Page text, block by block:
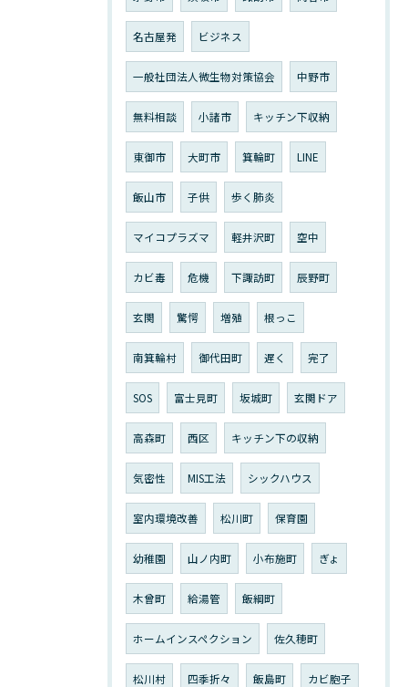
名古屋発 ビジネス
一般社団法人微生物対策協会 中野市
無料相談 小諸市 キッチン下収納
東御市 大町市 箕輪町 LINE
飯山市 子供 歩く肺炎
マイコプラズマ 軽井沢町 空中
カビ毒 危機 下諏訪町 辰野町
玄関 驚愕 増殖 根っこ
南箕輪村 御代田町 遅く 完了
SOS 富士見町 坂城町 玄関ドア
高森町 西区 キッチン下の収納
気密性 MIS工法 シックハウス
室内環境改善 松川町 保育園
幼稚園 山ノ内町 小布施町 ぎょ
木曾町 給湯管 飯綱町
ホームインスペクション 佐久穂町
松川村 四季折々 飯島町 カビ胞子